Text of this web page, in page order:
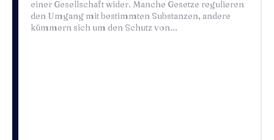
einer Gesellschaft wider. Manche Gesetze regulieren
den Umgang mit bestimmten Substanzen, andere
kümmern sich um den Schutz von...